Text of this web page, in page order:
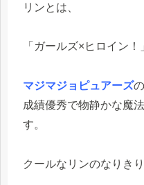
リンとは、
「ガールズ×ヒロイン！
マジマジョピュアーズ
成績優秀で物静かな魔
す。
クールなリンのなりき